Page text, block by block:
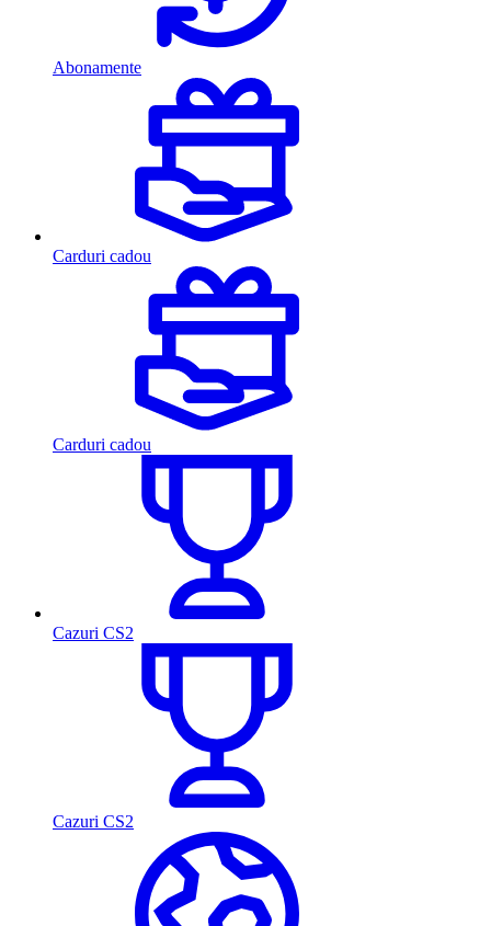
Abonamente
Carduri cadou
Carduri cadou
Cazuri CS2
Cazuri CS2